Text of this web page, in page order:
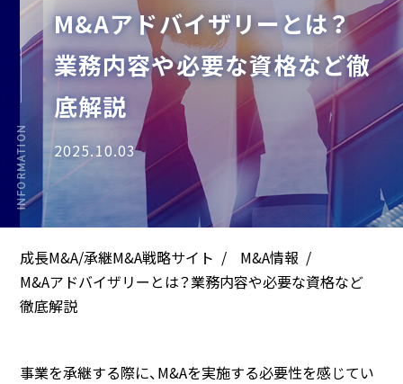
M&Aアドバイザリーとは？
業務内容や必要な資格など徹
底解説
2025.10.03
成長M&A/承継M&A戦略サイト
M&A情報
M&Aアドバイザリーとは？業務内容や必要な資格など
徹底解説
事業を承継する際に、M&Aを実施する必要性を感じてい